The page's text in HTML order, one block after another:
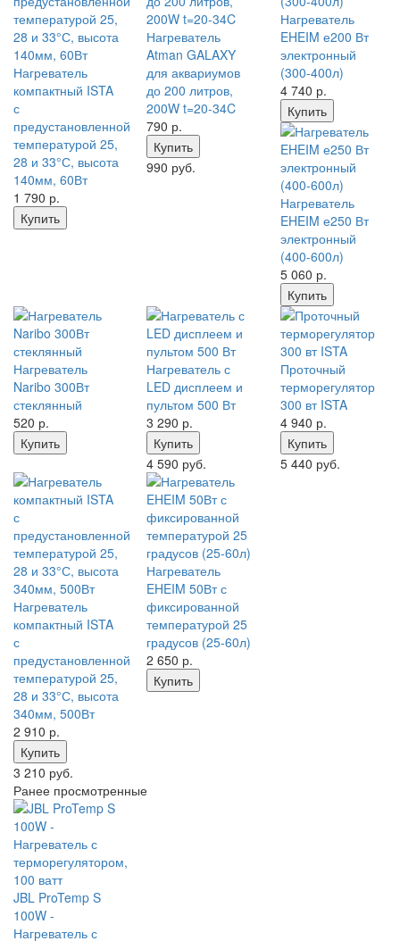
Нагреватель
компактный ISTA
с
предустановленной
температурой 25,
28 и 33°С, высота
140мм, 60Вт
1 790 р.
Купить
Нагреватель
Atman GALAXY
для аквариумов
до 200 литров,
200W t=20-34C
790 р.
Купить
990 руб.
Нагреватель
EHEIM е200 Вт
электронный
(300-400л)
4 740 р.
Купить
Нагреватель
EHEIM е250 Вт
электронный
(400-600л)
5 060 р.
Купить
Нагреватель
Naribo 300Вт
стеклянный
520 р.
Купить
Нагреватель с
LED дисплеем и
пультом 500 Вт
3 290 р.
Купить
4 590 руб.
Проточный
терморегулятор
300 вт ISTA
4 940 р.
Купить
5 440 руб.
Нагреватель
компактный ISTA
с
предустановленной
температурой 25,
28 и 33°С, высота
340мм, 500Вт
2 910 р.
Купить
3 210 руб.
Нагреватель
EHEIM 50Вт с
фиксированной
температурой 25
градусов (25-60л)
2 650 р.
Купить
Ранее просмотренные
JBL ProTemp S
100W -
Нагреватель с